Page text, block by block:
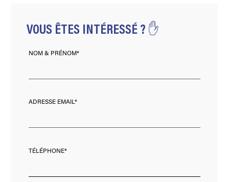
VOUS ÊTES INTÉRESSÉ ? ✋
NOM & PRÉNOM*
ADRESSE EMAIL*
TÉLÉPHONE*